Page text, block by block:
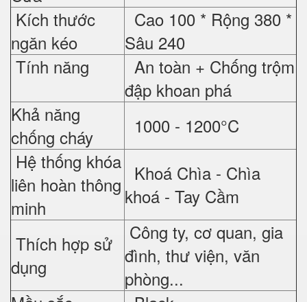
Kích thước
ngăn kéo
Cao 100 * Rộng 380 *
Sâu 240
Tính năng
An toàn + Chống trộm
đập khoan phá
Khả năng
chống cháy
1000 - 1200°C
Hệ thống khóa
liên hoàn thông
minh
Khoá Chìa - Chìa
khoá - Tay Cầm
Thích hợp sử
dụng
Công ty, cơ quan, gia
đình, thư viện, văn
phòng...